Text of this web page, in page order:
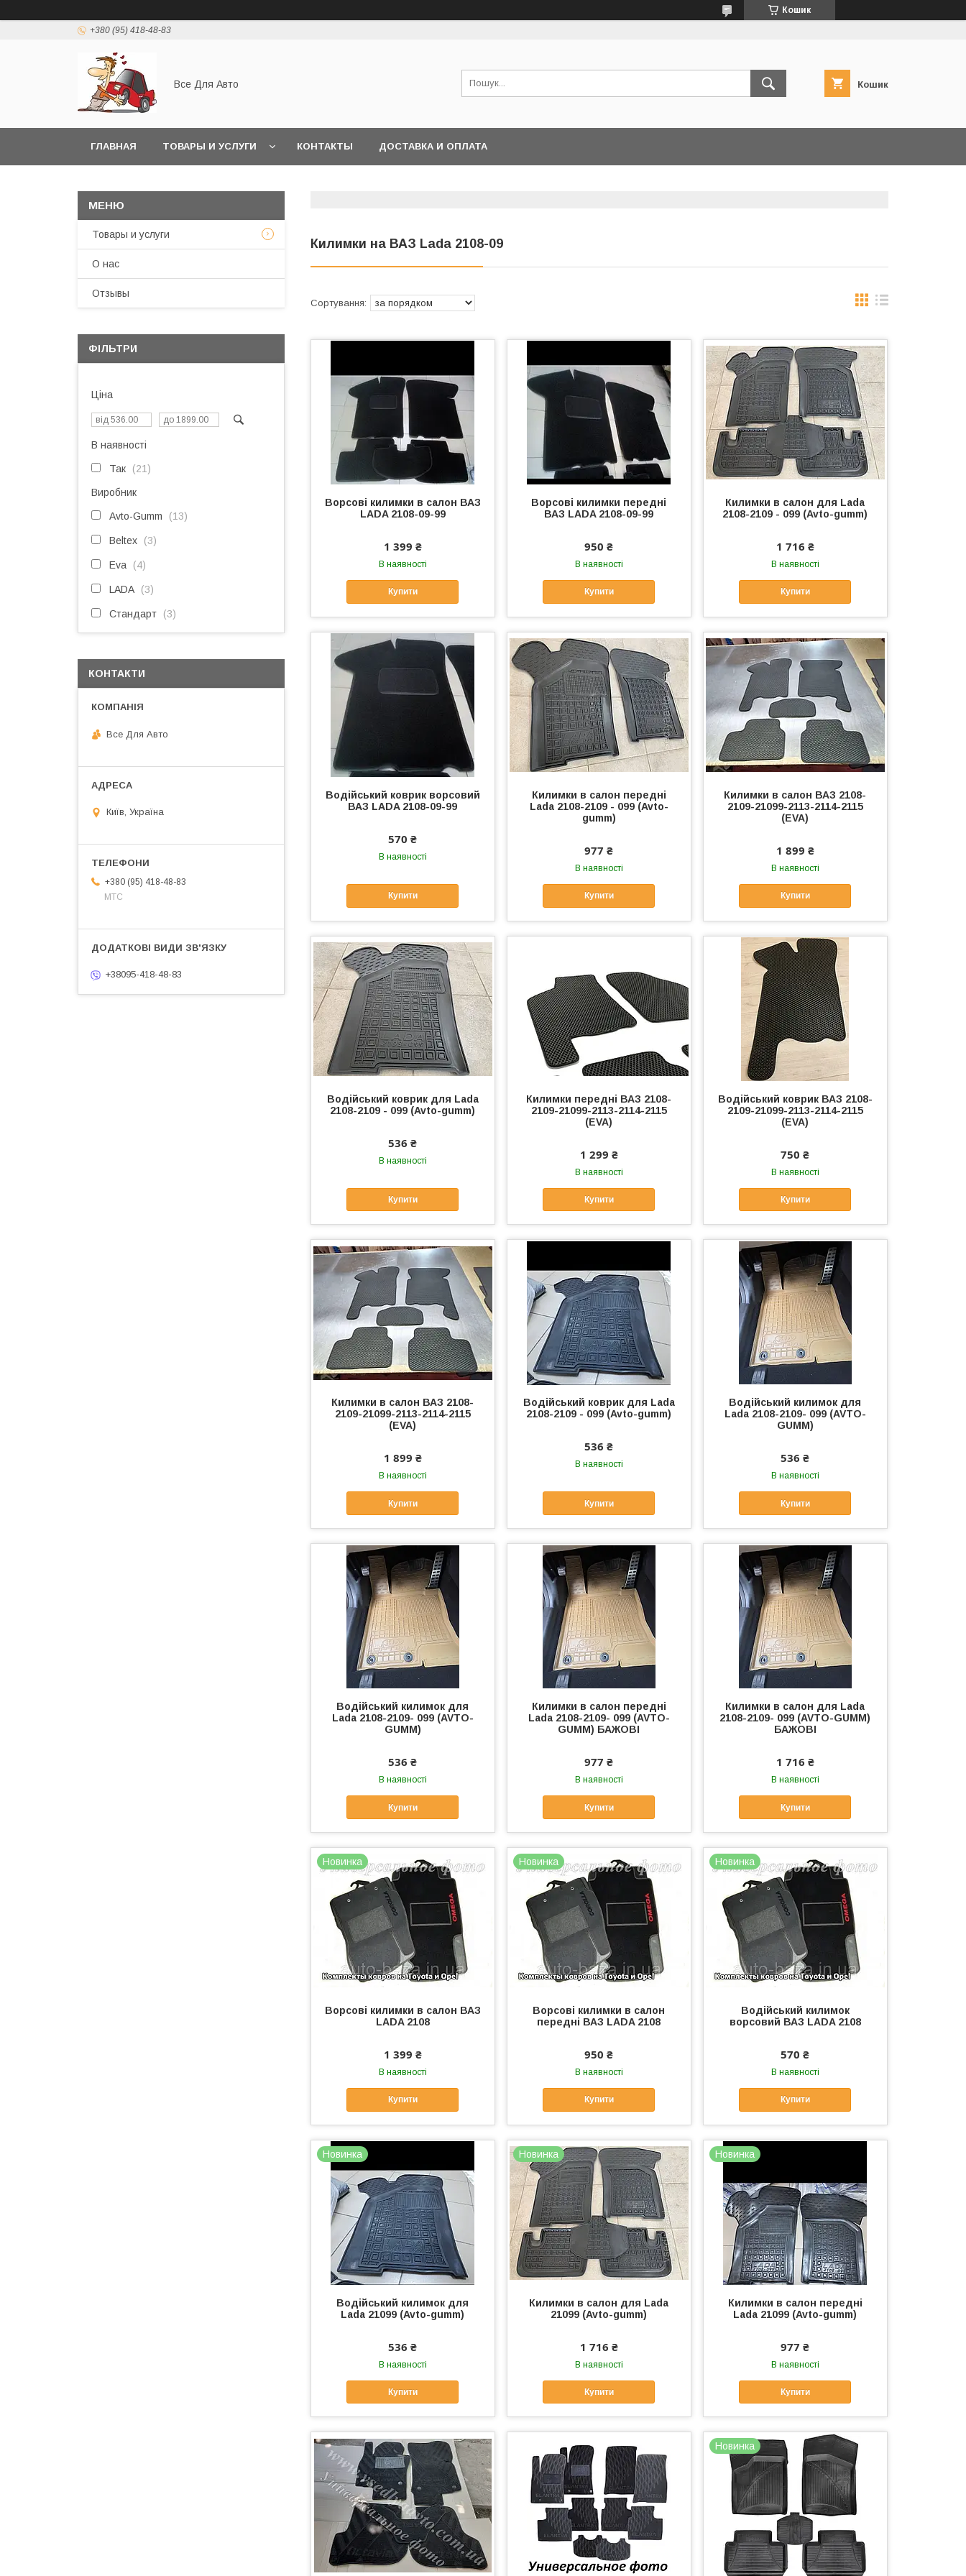
Кошик
+380 (95) 418-48-83
Все Для Авто Кошик
ГЛАВНАЯ ТОВАРЫ И УСЛУГИ КОНТАКТЫ ДОСТАВКА И ОПЛАТА
Килимки на ВАЗ Lada 2108-09
Ворсові килимки в салон ВАЗ
LADA 2108-09-99
1 399 ₴
В наявності
Купити
Ворсові килимки передні
ВАЗ LADA 2108-09-99
950 ₴
В наявності
Купити
Килимки в салон для Lada
2108-2109 - 099 (Avto-gumm)
1 716 ₴
В наявності
Купити
Водійський коврик ворсовий
ВАЗ LADA 2108-09-99
570 ₴
В наявності
Купити
Килимки в салон передні
Lada 2108-2109 - 099 (Avto-
gumm)
977 ₴
В наявності
Купити
Килимки в салон ВАЗ 2108-
2109-21099-2113-2114-2115
(EVA)
1 899 ₴
В наявності
Купити
Водійський коврик для Lada
2108-2109 - 099 (Avto-gumm)
536 ₴
В наявності
Купити
Килимки передні ВАЗ 2108-
2109-21099-2113-2114-2115
(EVA)
1 299 ₴
В наявності
Купити
Водійський коврик ВАЗ 2108-
2109-21099-2113-2114-2115
(EVA)
750 ₴
В наявності
Купити
Килимки в салон ВАЗ 2108-
2109-21099-2113-2114-2115
(EVA)
1 899 ₴
В наявності
Купити
Водійський коврик для Lada
2108-2109 - 099 (Avto-gumm)
536 ₴
В наявності
Купити
Водійський килимок для
Lada 2108-2109- 099 (AVTO-
GUMM)
536 ₴
В наявності
Купити
Водійський килимок для
Lada 2108-2109- 099 (AVTO-
GUMM)
536 ₴
В наявності
Купити
Килимки в салон передні
Lada 2108-2109- 099 (AVTO-
GUMM) БАЖОВІ
977 ₴
В наявності
Купити
Килимки в салон для Lada
2108-2109- 099 (AVTO-GUMM)
БАЖОВІ
1 716 ₴
В наявності
Купити
Новинка
Ворсові килимки в салон ВАЗ
LADA 2108
1 399 ₴
В наявності
Купити
Новинка
Ворсові килимки в салон
передні ВАЗ LADA 2108
950 ₴
В наявності
Купити
Новинка
Водійський килимок
ворсовий ВАЗ LADA 2108
570 ₴
В наявності
Купити
Новинка
Водійський килимок для
Lada 21099 (Avto-gumm)
536 ₴
В наявності
Купити
Новинка
Килимки в салон для Lada
21099 (Avto-gumm)
1 716 ₴
В наявності
Купити
Новинка
Килимки в салон передні
Lada 21099 (Avto-gumm)
977 ₴
В наявності
Купити
Новинка
Товары и услуги
О нас
Отзывы
ФІЛЬТРИ
Ціна
В наявності
Так 21
Виробник
Avto-Gumm 13
Beltex 3
Eva 4
LADA 3
Стандарт 3
КОНТАКТИ
Все Для Авто
Київ, Україна
+380 (95) 418-48-83
МТС
+38095-418-48-83